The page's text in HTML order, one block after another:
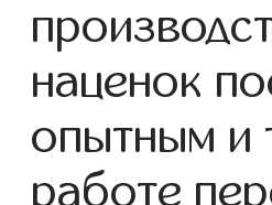
наценок
опытным и
работе